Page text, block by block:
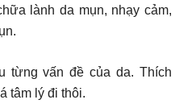
lành da mụn, nhạy cảm,
từng vấn đề của da. Thích
tâm lý đi thôi.